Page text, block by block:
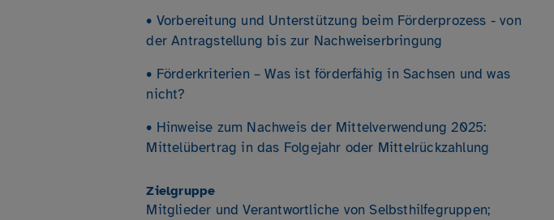
• Vorbereitung und Unterstützung beim Förderprozess - von
der Antragstellung bis zur Nachweiserbringung
• Förderkriterien – Was ist förderfähig in Sachsen und was
nicht?
• Hinweise zum Nachweis der Mittelverwendung 2025:
Mittelübertrag in das Folgejahr oder Mittelrückzahlung
Zielgruppe
Mitglieder und Verantwortliche von Selbsthilfegruppen;